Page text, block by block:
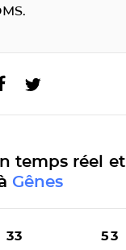
temps réel et
Gênes
33 53